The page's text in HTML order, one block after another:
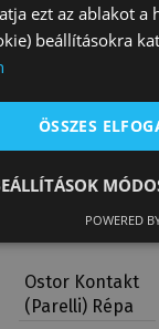
Ostor Kontakt
(Parelli) Répa
ezt az ablakot a
beállításokra
ÖSSZES
POWERED